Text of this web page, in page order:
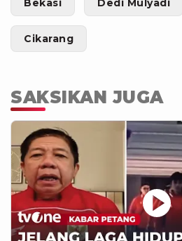
Bekasi Dedi Mulyadi
Cikarang
SAKSIKAN JUGA